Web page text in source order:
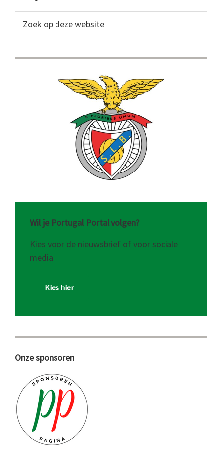
Sidebar
op
website
Wil je Portugal Portal volgen?
Kies voor de nieuwsbrief of voor sociale
media
Kies hier
Onze sponsoren